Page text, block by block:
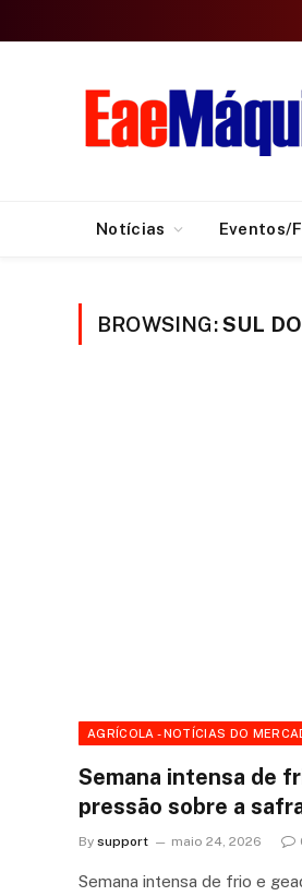
Notícias Eventos/
BROWSING:SUL
AGRÍCOLA - NOTÍCIAS DO
Semana intensa de
pressão sobre a
By support maio 24, 2026
Semana intensa de frio e